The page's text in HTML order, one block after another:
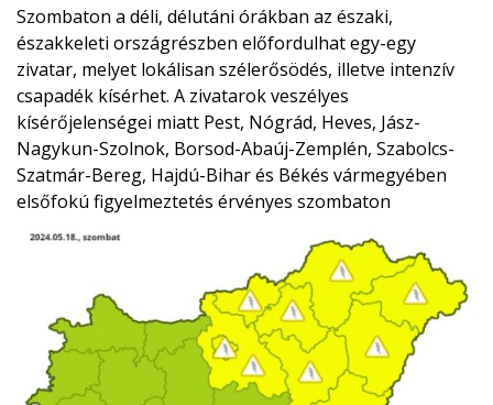
Szombaton a déli, délutáni órákban az északi,
északkeleti országrészben előfordulhat egy-egy
zivatar, melyet lokálisan szélerősödés, illetve intenzív
csapadék kísérhet. A zivatarok veszélyes
kísérőjelenségei miatt Pest, Nógrád, Heves, Jász-
Nagykun-Szolnok, Borsod-Abaúj-Zemplén, Szabolcs-
Szatmár-Bereg, Hajdú-Bihar és Békés vármegyében
elsőfokú figyelmeztetés érvényes szombaton